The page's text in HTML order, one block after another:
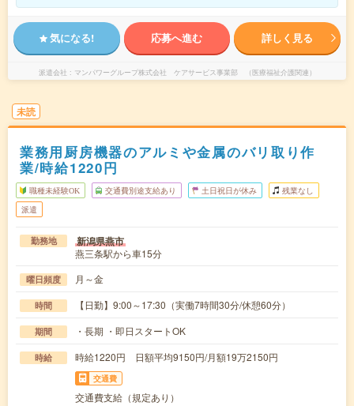
気になる! 応募へ進む 詳しく見る
派遣会社 マンパワーグループ株式会社 ケアサービス事業部 （医療福祉介護関連）
未読
業務用厨房機器のアルミや金属のバリ取り作
業/時給1220円
職種未経験OK 交通費別途支給あり 土日祝日が休み 残業なし
派遣
勤務地 新潟県燕市
燕三条駅から車15分
曜日頻度 月～金
時間 【日勤】9:00～17:30（実働7時間30分/休憩60分）
期間 ・長期 ・即日スタートOK
時給 時給1220円 日額平均9150円/月額19万2150円
交通費
交通費支給（規定あり）